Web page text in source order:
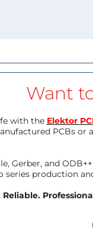
Want
with the Elektor
PCBs or
Gerber, and
series production